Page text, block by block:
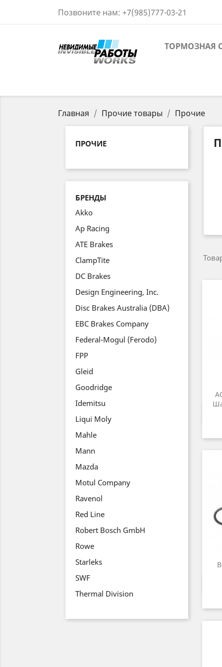
Позвоните нам: +7(985)777-03-21
ТОРМОЗНАЯ
Главная Прочие товары Прочие
ПРОЧИЕ
БРЕНДЫ
Akko
Ap Racing
ATE Brakes
ClampTite
DC Brakes
Design Engineering, Inc.
Disc Brakes Australia (DBA)
EBC Brakes Company
Federal-Mogul (Ferodo)
FPP
Gleid
Goodridge
Idemitsu
Liqui Moly
Mahle
Mann
Mazda
Motul Company
Ravenol
Red Line
Robert Bosch GmbH
Rowe
Starleks
SWF
Thermal Division